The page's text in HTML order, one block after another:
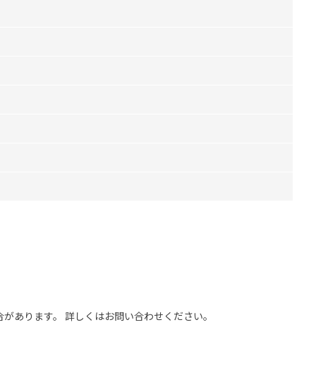
あります。 詳しくはお問い合わせください。